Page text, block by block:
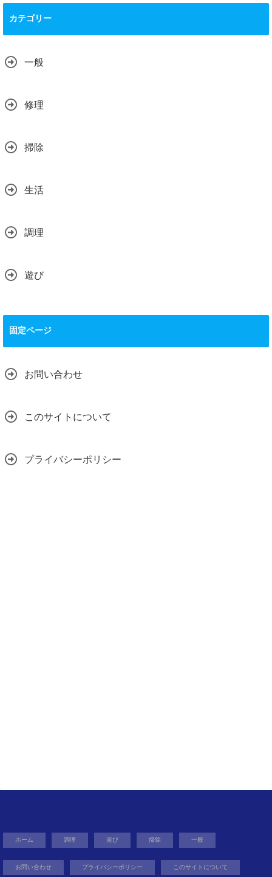
カテゴリー
一般
修理
掃除
生活
調理
遊び
固定ページ
お問い合わせ
このサイトについて
プライバシーポリシー
ホーム 調理 遊び 掃除 一般
お問い合わせ プライバシーポリシー このサイトについて